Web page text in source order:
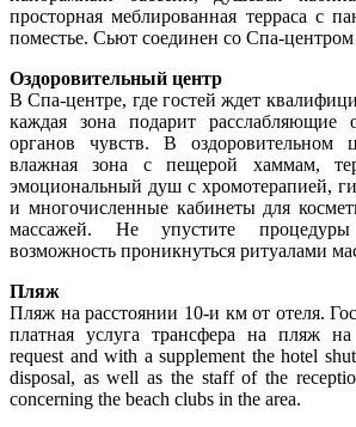
просторная меблированная терраса с
поместье. Сьют соединен со Спа-
Оздоровительный центр
В Спа-центре, где гостей ждет
каждая зона подарит расслабляющие
органов чувств. В оздоровительном
влажная зона с пещерой хаммам,
эмоциональный душ с хромотерапией,
и многочисленные кабинеты для
массажей. Не упустите
возможность проникнуться ритуалами
Пляж
Пляж на расстоянии 10-и км от отеля.
платная услуга трансфера на пляж на
request and with a supplement the hotel
disposal, as well as the staff of the
concerning the beach clubs in the area.